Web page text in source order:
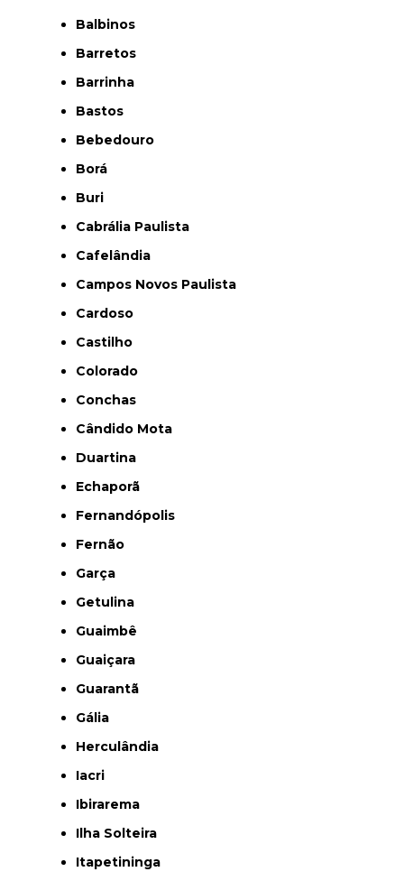
Balbinos
Barretos
Barrinha
Bastos
Bebedouro
Borá
Buri
Cabrália Paulista
Cafelândia
Campos Novos Paulista
Cardoso
Castilho
Colorado
Conchas
Cândido Mota
Duartina
Echaporã
Fernandópolis
Fernão
Garça
Getulina
Guaimbê
Guaiçara
Guarantã
Gália
Herculândia
Iacri
Ibirarema
Ilha Solteira
Itapetininga